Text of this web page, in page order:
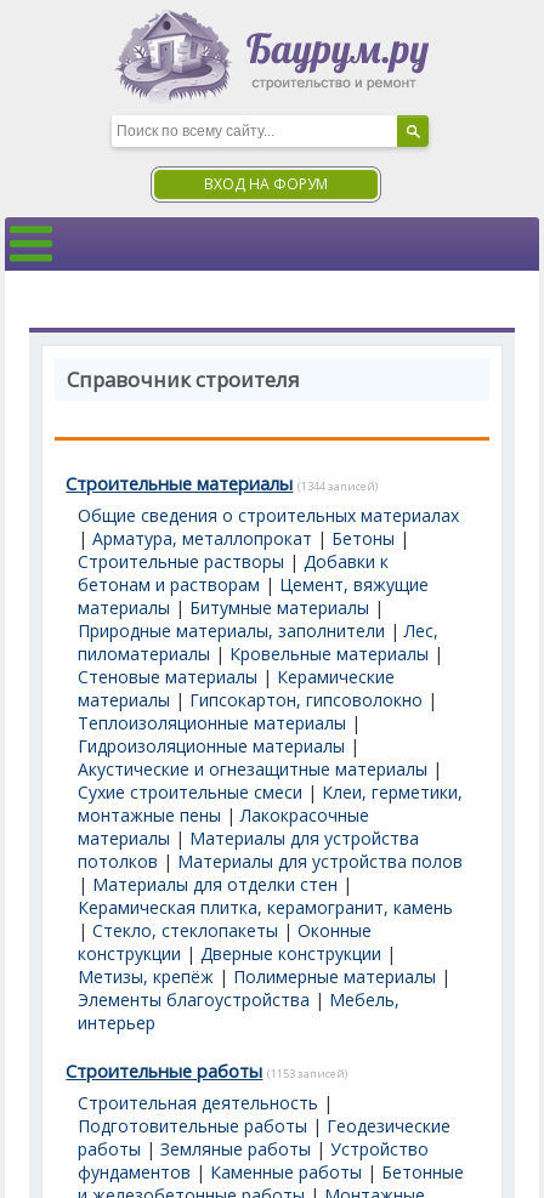
ВХОД НА ФОРУМ
Справочник строителя
Строительные материалы (1344 записей)
Общие сведения о строительных материалах
|Арматура, металлопрокат | Бетоны |
Строительные растворы |Добавки к
бетонам и растворам | Цемент, вяжущие
материалы | Битумные материалы |
Природные материалы, заполнители |Лес,
пиломатериалы | Кровельные материалы |
Стеновые материалы | Керамические
материалы | Гипсокартон, гипсоволокно |
Теплоизоляционные материалы |
Гидроизоляционные материалы |
Акустические и огнезащитные материалы |
Сухие строительные смеси | Клеи, герметики,
монтажные пены |Лакокрасочные
материалы | Материалы для устройства
потолков | Материалы для устройства полов
| Материалы для отделки стен |
Керамическая плитка, керамогранит, камень
|Стекло, стеклопакеты |Оконные
конструкции |Дверные конструкции |
Метизы, крепёж | Полимерные материалы |
Элементы благоустройства | Мебель,
интерьер
Строительные работы (1153 записей)
Строительная деятельность |
Подготовительные работы | Геодезические
работы |Земляные работы |Устройство
фундаментов | Каменные работы | Бетонные